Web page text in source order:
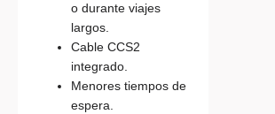
o durante viajes
largos.
Cable CCS2
integrado.
Menores tiempos de
espera.